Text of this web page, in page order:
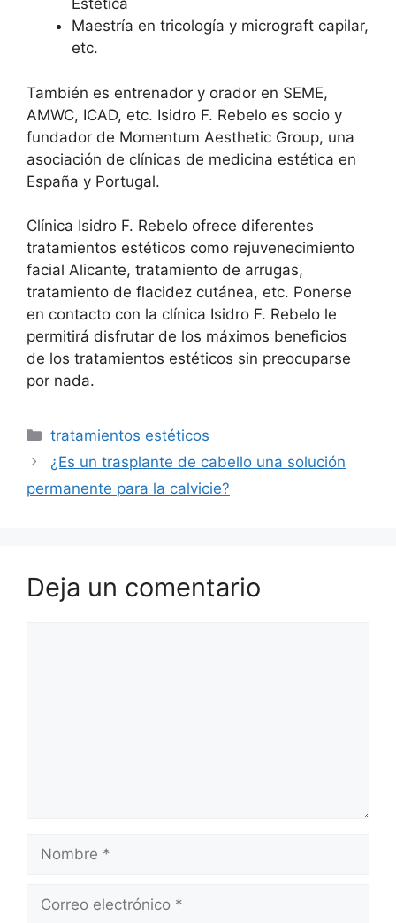
Estética
Maestría en tricología y micrograft capilar,
etc.
También es entrenador y orador en SEME,
AMWC, ICAD, etc. Isidro F. Rebelo es socio y
fundador de Momentum Aesthetic Group, una
asociación de clínicas de medicina estética en
España y Portugal.
Clínica Isidro F. Rebelo ofrece diferentes
tratamientos estéticos como rejuvenecimiento
facial Alicante, tratamiento de arrugas,
tratamiento de flacidez cutánea, etc. Ponerse
en contacto con la clínica Isidro F. Rebelo le
permitirá disfrutar de los máximos beneficios
de los tratamientos estéticos sin preocuparse
por nada.
tratamientos estéticos
¿Es un trasplante de cabello una solución
permanente para la calvicie?
Deja un comentario